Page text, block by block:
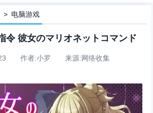
> 电脑游戏
令 彼女のマリオネットコマンド
23 作者:小罗 来源:网络收集